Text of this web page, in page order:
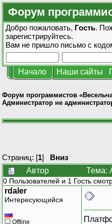
Форум
Добро пожаловать, Гость.
зарегистрируйтесь.
Вам не пришло письмо с
Начало Наши сайты
Форум программистов
Администратор не
Страниц: [1] Вниз
Автор
Тема:
0 Пользователей и 1 Гость
rdaler
Интересующийся
Offline